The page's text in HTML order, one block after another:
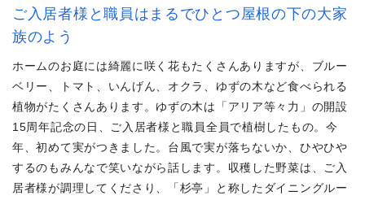
ご入居者様と職員はまるでひとつ屋根の下の大家
族のよう
ホームのお庭には綺麗に咲く花もたくさんありますが、ブルー
ベリー、トマト、いんげん、オクラ、ゆずの木など食べられる
植物がたくさんあります。ゆずの木は「アリア等々力」の開設
15周年記念の日、ご入居者様と職員全員で植樹したもの。今
年、初めて実がつきました。台風で実が落ちないか、ひやひや
するのもみんなで笑いながら話します。収穫した野菜は、ご入
居者様が調理してくださり、「杉亭」と称したダイニングルー